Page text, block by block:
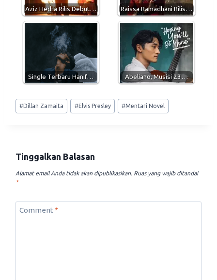
p
m
k
Aziz Hedra Rilis Debut… Raissa Ramadhani Rilis…
Single Terbaru Hanif… Abeliano, Musisi 23…
Post
Tags:
#Dillan Zamaita #Elvis Presley #Mentari Novel
Tinggalkan Balasan
Alamat email Anda tidak akan dipublikasikan. Ruas yang wajib ditandai
*
Comment *